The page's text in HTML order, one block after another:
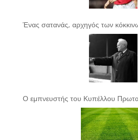
Ένας σατανάς, αρχηγός των
Ο εμπνευστής του Κυπέλλου